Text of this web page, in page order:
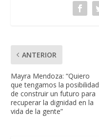
ANTERIOR
Mayra Mendoza: “Quiero
que tengamos la posibilidad
de construir un futuro para
recuperar la dignidad en la
vida de la gente”